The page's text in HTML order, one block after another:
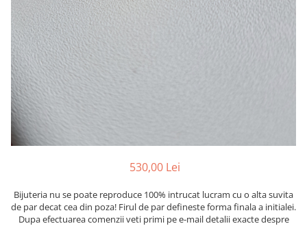
530,00 Lei
Bijuteria nu se poate reproduce 100% intrucat lucram cu o alta suvita
de par decat cea din poza! Firul de par defineste forma finala a initialei.
Dupa efectuarea comenzii veti primi pe e-mail detalii exacte despre